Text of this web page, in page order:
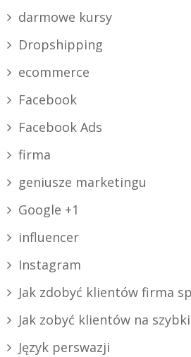
darmowe kursy
Dropshipping
ecommerce
Facebook
Facebook Ads
firma
geniusze marketingu
Google +1
influencer
Instagram
Jak zdobyć klientów firma
Jak zobyć klientów na
Język perswazji